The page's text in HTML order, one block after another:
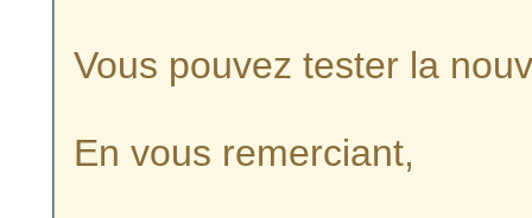
Vous pouvez tester la
En vous remerciant,